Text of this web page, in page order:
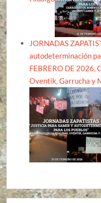
JORNADAS
autodeterminación
FEBRERO DE 2026,
Oventik, Garrucha y